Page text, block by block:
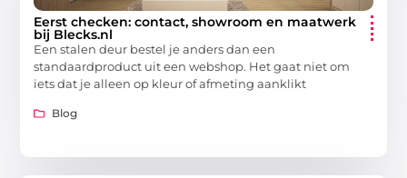
Eerst checken: contact, showroom en maatwerk
bij Blecks.nl
Een stalen deur bestel je anders dan een
standaardproduct uit een webshop. Het gaat niet om
iets dat je alleen op kleur of afmeting aanklikt
Blog